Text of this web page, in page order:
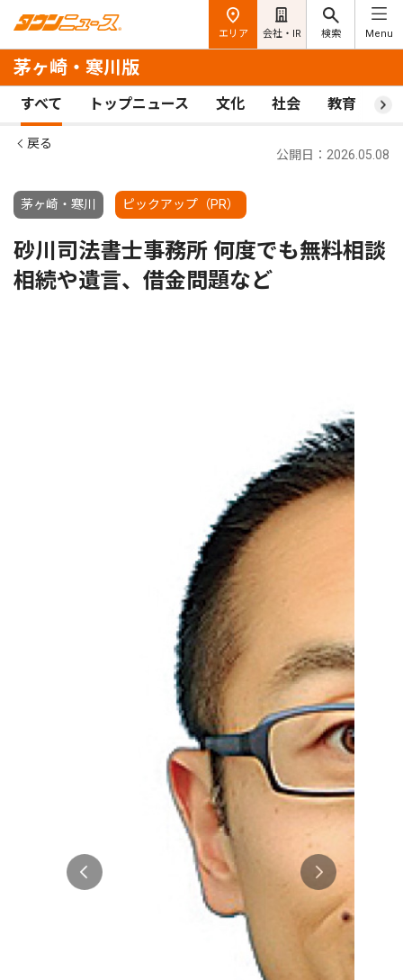
エリア 会社・IR 検索 Menu
茅ヶ崎・寒川版
すべて トップニュース 文化 社会 教育 ス
戻る
茅ヶ崎・寒川 ピックアップ（PR）
公開日：2026.05.08
砂川司法書士事務所 何度でも無料相談
相続や遺言、借金問題など